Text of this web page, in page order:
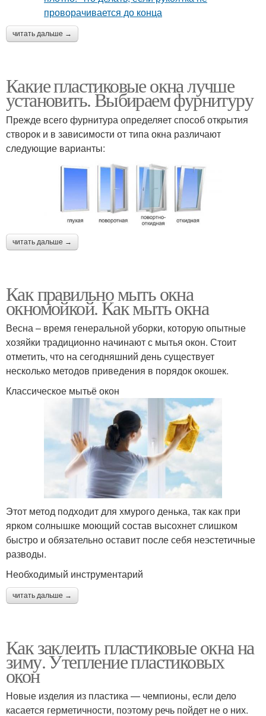
читать дальше →
Какие пластиковые окна лучше
установить. Выбираем фурнитуру
Прежде всего фурнитура определяет способ открытия
створок и в зависимости от типа окна различают
следующие варианты:
читать дальше →
Как правильно мыть окна
окномойкой. Как мыть окна
Весна – время генеральной уборки, которую опытные
хозяйки традиционно начинают с мытья окон. Стоит
отметить, что на сегодняшний день существует
несколько методов приведения в порядок окошек.
Классическое мытьё окон
Этот метод подходит для хмурого денька, так как при
ярком солнышке моющий состав высохнет слишком
быстро и обязательно оставит после себя неэстетичные
разводы.
Необходимый инструментарий
читать дальше →
Как заклеить пластиковые окна на
зиму. Утепление пластиковых
окон
Новые изделия из пластика — чемпионы, если дело
касается герметичности, поэтому речь пойдет не о них.